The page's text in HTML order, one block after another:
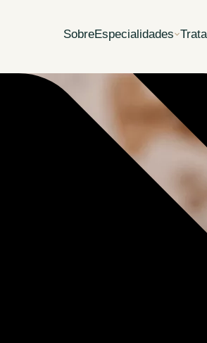
SobreEspecialidades